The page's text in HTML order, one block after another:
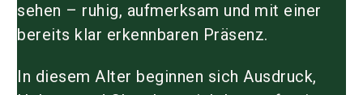
sehen – ruhig, aufmerksam und mit einer
bereits klar erkennbaren Präsenz.
In diesem Alter beginnen sich Ausdruck,